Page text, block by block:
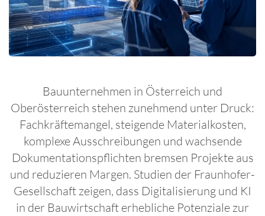
Bauunternehmen in Österreich und
Oberösterreich stehen zunehmend unter Druck:
Fachkräftemangel, steigende Materialkosten,
komplexe Ausschreibungen und wachsende
Dokumentationspflichten bremsen Projekte aus
und reduzieren Margen. Studien der Fraunhofer-
Gesellschaft zeigen, dass Digitalisierung und KI
in der Bauwirtschaft erhebliche Potenziale zur